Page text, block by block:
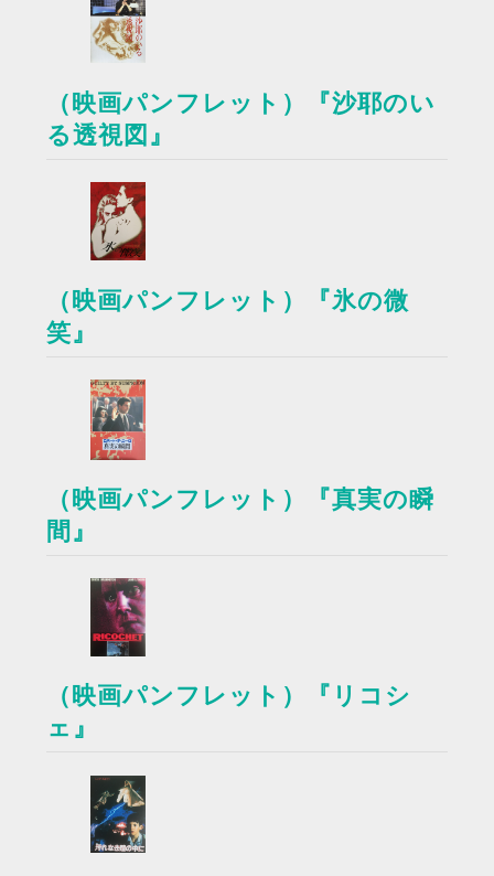
（映画パンフレット）『沙耶のい
る透視図』
（映画パンフレット）『氷の微
笑』
（映画パンフレット）『真実の瞬
間』
（映画パンフレット）『リコシ
ェ』